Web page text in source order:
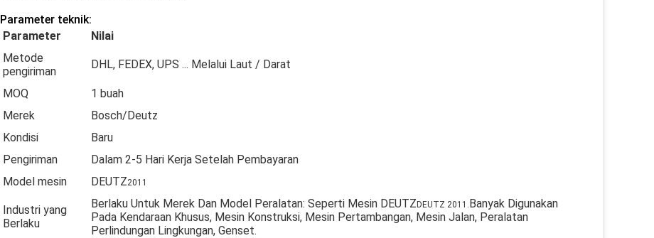
Parameter teknik:
Parameter
Nilai
Metode
pengiriman
DHL, FEDEX, UPS ... Melalui Laut / Darat
MOQ
1 buah
Merek
Bosch/Deutz
Kondisi
Baru
Pengiriman
Dalam 2-5 Hari Kerja Setelah Pembayaran
Model mesin
DEUTZ2011
Industri yang
Berlaku
Berlaku Untuk Merek Dan Model Peralatan: Seperti Mesin DEUTZ DEUTZ 2011.Banyak Digunakan
Pada Kendaraan Khusus, Mesin Konstruksi, Mesin Pertambangan, Mesin Jalan, Peralatan
Perlindungan Lingkungan, Genset.